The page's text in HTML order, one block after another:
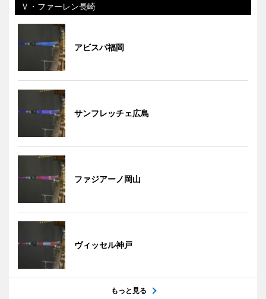
Ｖ・ファーレン長崎
アビスパ福岡
サンフレッチェ広島
ファジアーノ岡山
ヴィッセル神戸
もっと見る